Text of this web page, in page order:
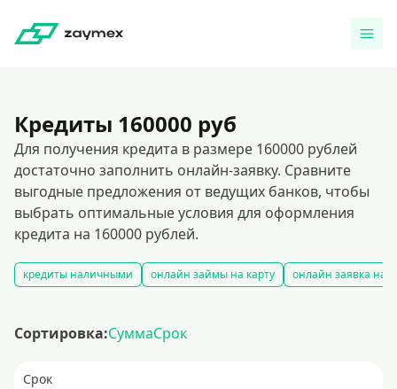
Кредиты 160000 руб
Для получения кредита в размере 160000 рублей
достаточно заполнить онлайн-заявку. Сравните
выгодные предложения от ведущих банков, чтобы
выбрать оптимальные условия для оформления
кредита на 160000 рублей.
кредиты наличными онлайн займы на карту онлайн заявка на
Сортировка:СуммаСрок
Срок